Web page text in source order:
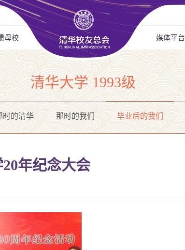
母校 媒体平台
清华大学 1993级
时的清华 那时的我们 毕业后的我们
20年纪念大会